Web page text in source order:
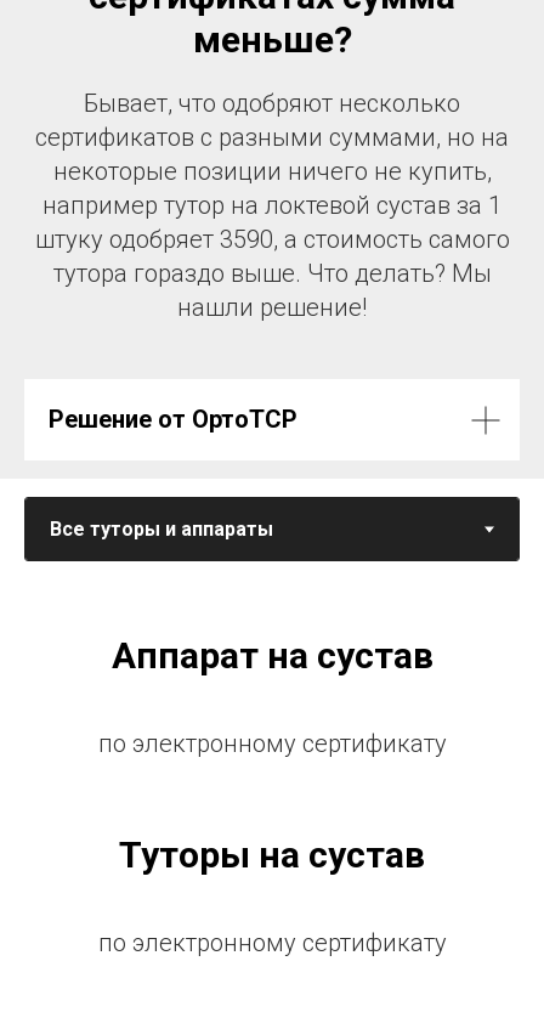
меньше?
Бывает, что одобряют несколько
сертификатов с разными суммами, но на
некоторые позиции ничего не купить,
например тутор на локтевой сустав за 1
штуку одобряет 3590, а стоимость самого
тутора гораздо выше. Что делать? Мы
нашли решение!
Решение от ОртоТСР
Аппарат на сустав
по электронному сертификату
Туторы на сустав
по электронному сертификату